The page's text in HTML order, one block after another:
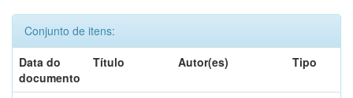
Conjunto de itens:
Data do
documento
Título Autor(es) Tipo